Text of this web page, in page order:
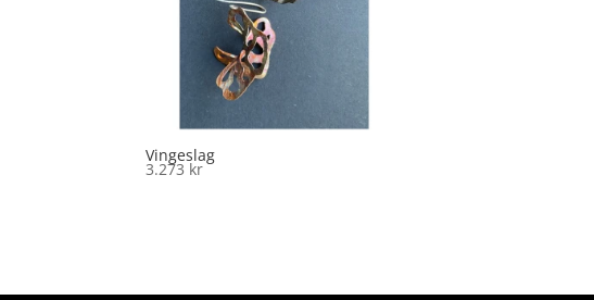
Vingeslag
3.273 kr